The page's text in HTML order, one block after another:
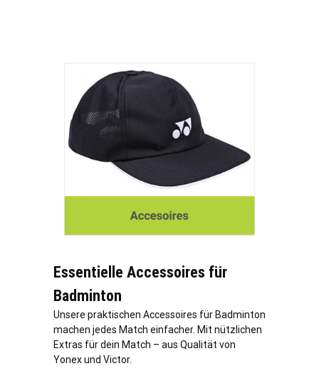
Essentielle Accessoires für
Badminton
Unsere praktischen Accessoires für Badminton
machen jedes Match einfacher. Mit nützlichen
Extras für dein Match – aus Qualität von
Yonex und Victor.